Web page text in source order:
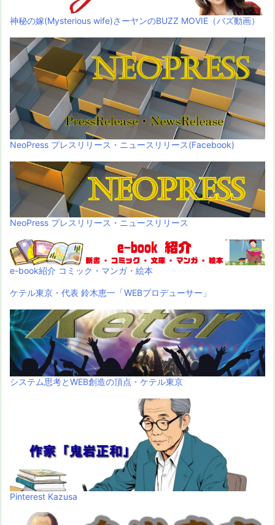
神秘の嫁(Mysterious wife)さーヤンのBUZZ MOVIE（バズ動画）
NeoPress プレスリリース・ニュースリリース(Facebook)
NeoPress プレスリリース・ニュースリリース
e-book紹介 コミック・マンガ・絵本
ケテル東京・代表 鈴木恵一「WEBプロデューサー」
システム思考とWEB創造の頂点・ケテル東京
Pinterest Kazusa